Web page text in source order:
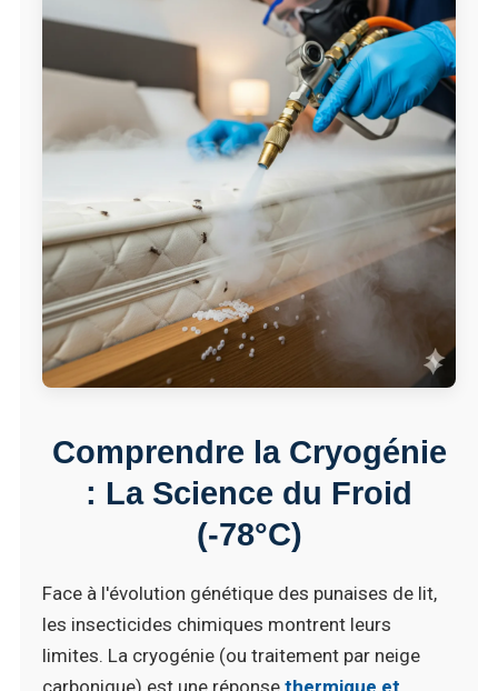
Comprendre la Cryogénie
: La Science du Froid
(-78°C)
Face à l'évolution génétique des punaises de lit,
les insecticides chimiques montrent leurs
limites. La cryogénie (ou traitement par neige
carbonique) est une réponse thermique et